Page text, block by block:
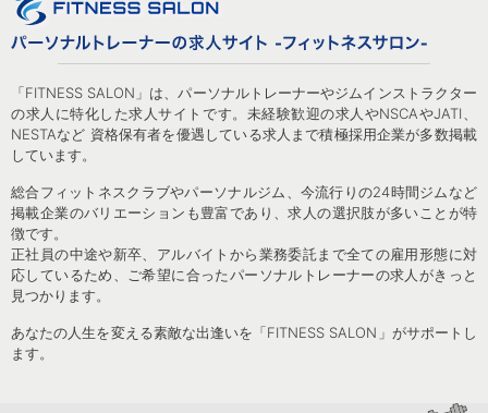
「FITNESS SALON」は、パーソナルトレーナーやジムインストラクター
の求人に特化した求人サイトです。未経験歓迎の求人やNSCAやJATI、
NESTAなど 資格保有者を優遇している求人まで積極採用企業が多数掲載
しています。
総合フィットネスクラブやパーソナルジム、今流行りの24時間ジムなど
掲載企業のバリエーションも豊富であり、求人の選択肢が多いことが特
徴です。
正社員の中途や新卒、アルバイトから業務委託まで全ての雇用形態に対
応しているため、ご希望に合ったパーソナルトレーナーの求人がきっと
見つかります。
あなたの人生を変える素敵な出逢いを「FITNESS SALON」がサポートし
ます。